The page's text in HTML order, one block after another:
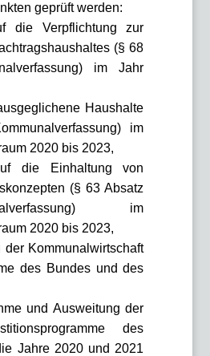
geprüft werden:
die Verpflichtung zur
(§ 68
im Jahr
Haushalte
im
2020 bis 2023,
die Einhaltung von
(§ 63 Absatz
im
2020 bis 2023,
Kommunalwirtschaft
des Bundes und des
und Ausweitung der
des
Jahre 2020 und 2021